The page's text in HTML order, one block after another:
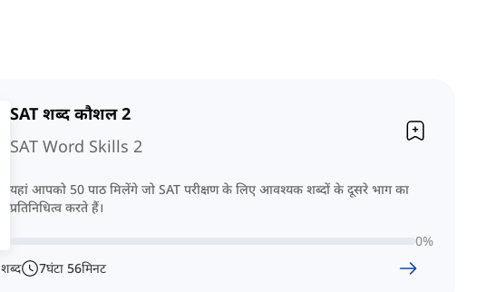
SAT शब्द कौशल 2
SAT Word Skills 2
यहां आपको 50 पाठ मिलेंगे जो SAT परीक्षण के लिए आवश्यक शब्दों के दूसरे भाग का
प्रतिनिधित्व करते हैं।
0%
शब्द 7घंटा 56मिनट